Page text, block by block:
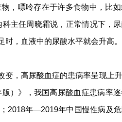
，嘌呤存在于许多食物中，比
主任周晓霜说，正常情况下，
，血液中的尿酸水平就会升高。
变，高尿酸血症的患病率呈现上
）》，我国高尿酸血症患病率
2018年—2019年中国慢性病及